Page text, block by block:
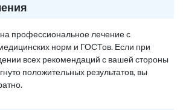
профессиональное лечение с
норм и ГОСТов. Если при
всех рекомендаций с вашей стороны
положительных результатов, вы